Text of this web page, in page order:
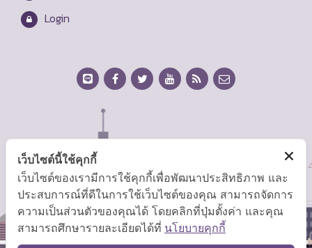
Login
TOP
เว็บไซต์นี้ใช้คุกกี้
เว็บไซต์ของเรามีการใช้คุกกี้เพื่อพัฒนาประสิทธิภาพ และ
ประสบการณ์ที่ดีในการใช้เว็บไซต์ของคุณ สามารถจัดการ
ความเป็นส่วนตัวของคุณได้ โดยคลิกที่ปุ่มตั้งค่า และคุณ
สามารถศึกษารายละเอียดได้ที่ นโยบายคุกกี้